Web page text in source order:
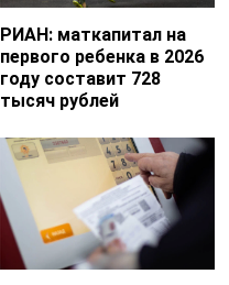
РИАН: маткапитал на
первого ребенка в 2026
году составит 728
тысяч рублей